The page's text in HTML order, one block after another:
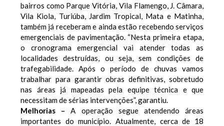
bairros como Parque Vitória, Vila Flamengo, J. Câmara,
Vila Kiola, Turiúba, Jardim Tropical, Mata e Matinha,
também já receberam e ainda estão recebendo serviços
emergenciais de pavimentação. “Nesta primeira etapa,
o cronograma emergencial vai atender todas as
localidades destruídas, ou seja, sem condições de
trafegabilidade. Após o período de chuvas vamos
trabalhar para garantir obras definitivas, sobretudo
nas áreas já mapeadas pela equipe técnica e que
necessitam de sérias intervenções”, garantiu.
Melhorias –A operação segue atendendo áreas
importantes do município. Atualmente, cerca de 18